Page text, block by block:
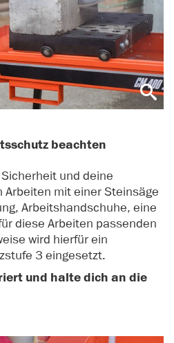
beachten
und deine
Arbeiten mit einer Steinsäge
Arbeitshandschuhe, eine
diese Arbeiten passenden
wird hierfür ein
3 eingesetzt.
und halte dich an die